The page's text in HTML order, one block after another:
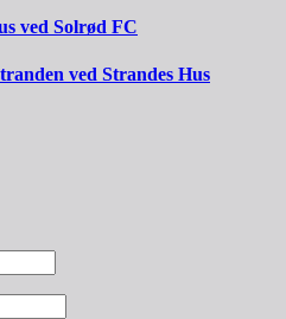
ved Solrød FC
ved Strandes Hus